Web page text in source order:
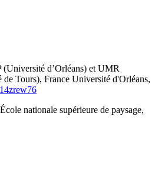
(Université d’Orléans) et UMR
Tours), France Université d'Orléans,
École nationale supérieure de paysage,